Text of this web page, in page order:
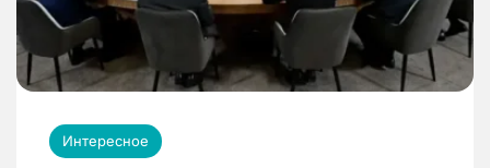
Интересное